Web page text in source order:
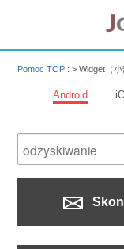
Pomoc TOP : >Widget（小
Android